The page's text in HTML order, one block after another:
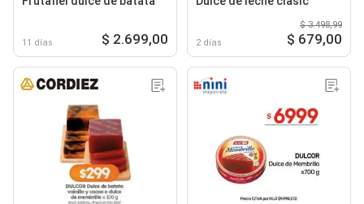
11 días $ 2.699,00 2 días
$ 3.498,99
$ 679,00